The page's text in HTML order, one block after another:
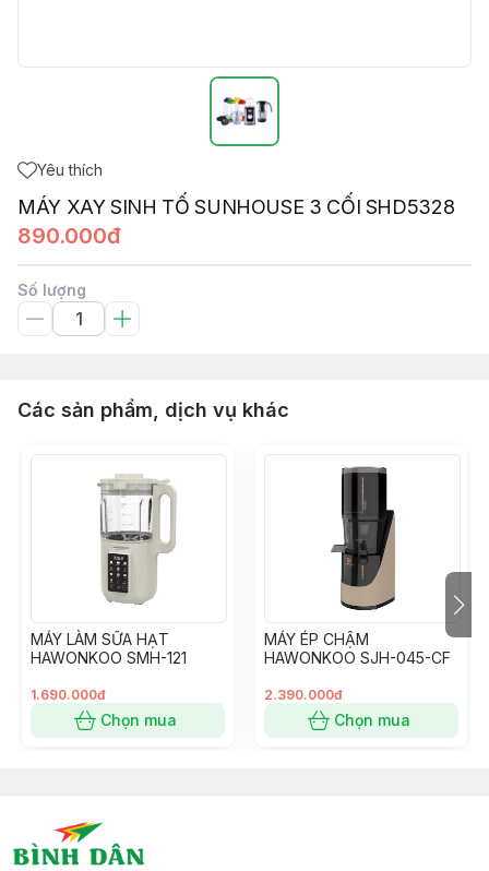
Yêu thích
MÁY XAY SINH TỐ SUNHOUSE 3 CỐI SHD5328
890.000đ
Số lượng
Các sản phẩm, dịch vụ khác
MÁY LÀM SỮA HẠT
HAWONKOO SMH-121
1.690.000đ
Chọn mua
MÁY ÉP CHẬM
HAWONKOO SJH-045-CF
2.390.000đ
Chọn mua